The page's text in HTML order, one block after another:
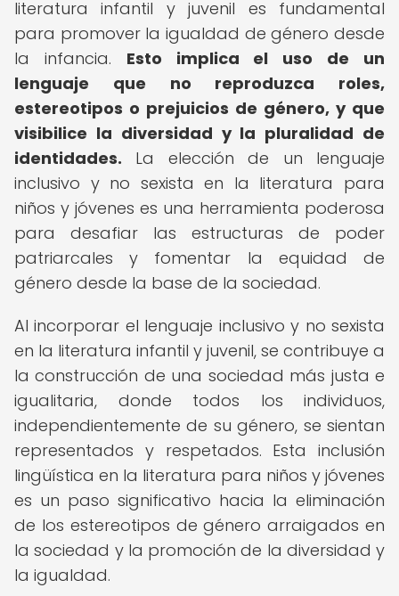
literatura infantil y juvenil es fundamental
para promover la igualdad de género desde
la infancia. Esto implica el uso de un
lenguaje que no reproduzca roles,
estereotipos o prejuicios de género, y que
visibilice la diversidad y la pluralidad de
identidades. La elección de un lenguaje
inclusivo y no sexista en la literatura para
niños y jóvenes es una herramienta poderosa
para desafiar las estructuras de poder
patriarcales y fomentar la equidad de
género desde la base de la sociedad.
Al incorporar el lenguaje inclusivo y no sexista
en la literatura infantil y juvenil, se contribuye a
la construcción de una sociedad más justa e
igualitaria, donde todos los individuos,
independientemente de su género, se sientan
representados y respetados. Esta inclusión
lingüística en la literatura para niños y jóvenes
es un paso significativo hacia la eliminación
de los estereotipos de género arraigados en
la sociedad y la promoción de la diversidad y
la igualdad.